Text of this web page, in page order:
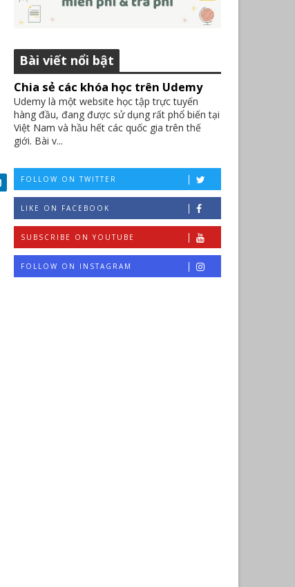
Bài viết nổi bật
Chia sẻ các khóa học trên Udemy
Udemy là một website học tập trực tuyến
hàng đầu, đang được sử dụng rất phổ biến tại
Việt Nam và hầu hết các quốc gia trên thế
giới. Bài v...
FOLLOW ON TWITTER
LIKE ON FACEBOOK
SUBSCRIBE ON YOUTUBE
FOLLOW ON INSTAGRAM